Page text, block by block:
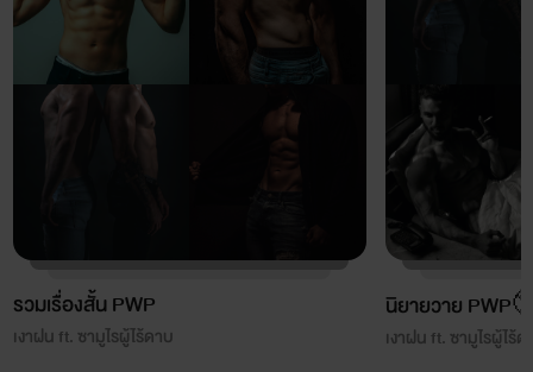
รวมเรื่องสั้น PWP
เงาฝน ft. ซามูไรผู้ไร้ดาบ
นิยายวาย
เงาฝน ft. ซามูไรผู้ไร้ด